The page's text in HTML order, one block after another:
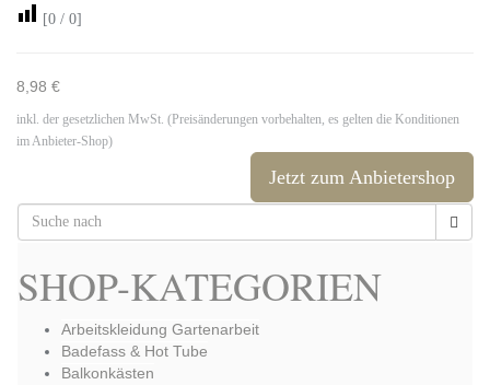
[0 / 0]
8,98 €
inkl. der gesetzlichen MwSt. (Preisänderungen vorbehalten, es gelten die Konditionen
im Anbieter-Shop)
Jetzt zum Anbietershop
SHOP-KATEGORIEN
Arbeitskleidung Gartenarbeit
Badefass & Hot Tube
Balkonkästen